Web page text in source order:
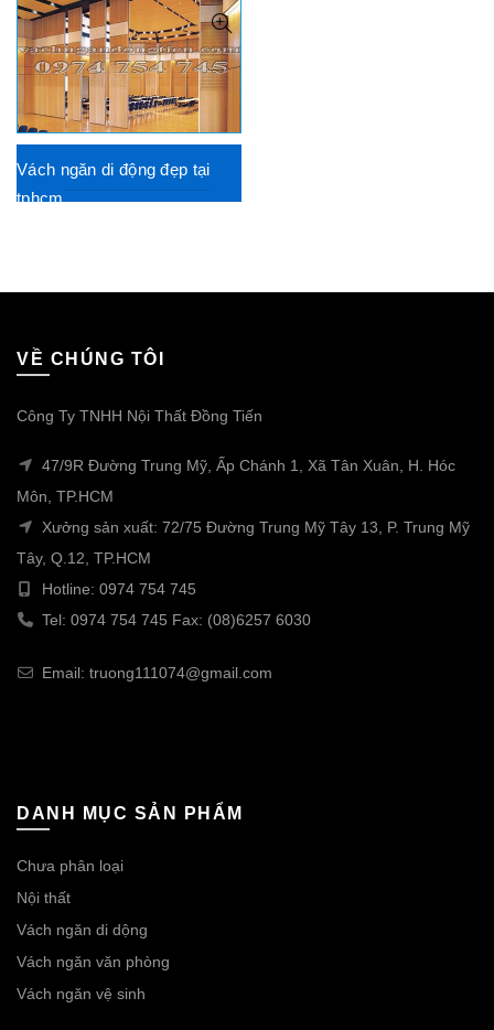
Vách ngăn di động đẹp tại
tphcm
VỀ CHÚNG TÔI
Công Ty TNHH Nội Thất Đồng Tiến
47/9R Đường Trung Mỹ, Ấp Chánh 1, Xã Tân Xuân, H. Hóc
Môn, TP.HCM
Xưởng sản xuất: 72/75 Đường Trung Mỹ Tây 13, P. Trung Mỹ
Tây, Q.12, TP.HCM
Hotline: 0974 754 745
Tel: 0974 754 745 Fax: (08)6257 6030
Email: truong111074@gmail.com
DANH MỤC SẢN PHẨM
Chưa phân loại
Nội thất
Vách ngăn di dộng
Vách ngăn văn phòng
Vách ngăn vệ sinh